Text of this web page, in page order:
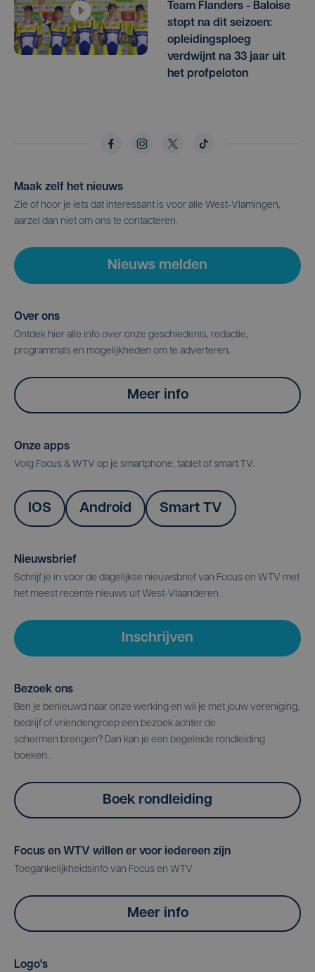
Team Flanders - Baloise
stopt na dit seizoen:
opleidingsploeg
verdwijnt na 33 jaar uit
het profpeloton
Maak zelf het nieuws
Zie of hoor je iets dat interessant is voor alle West-Vlamingen,
aarzel dan niet om ons te contacteren.
Nieuws melden
Over ons
Ontdek hier alle info over onze geschiedenis, redactie,
programma's en mogelijkheden om te adverteren.
Meer info
Onze apps
Volg Focus & WTV op je smartphone, tablet of smart TV.
IOS Android Smart TV
Nieuwsbrief
Schrijf je in voor de dagelijkse nieuwsbrief van Focus en WTV met
het meest recente nieuws uit West-Vlaanderen.
Inschrijven
Bezoek ons
Ben je benieuwd naar onze werking en wil je met jouw vereniging,
bedrijf of vriendengroep een bezoek achter de
schermen brengen? Dan kan je een begeleide rondleiding
boeken.
Boek rondleiding
Focus en WTV willen er voor iedereen zijn
Toegankelijkheidsinfo van Focus en WTV
Meer info
Logo's